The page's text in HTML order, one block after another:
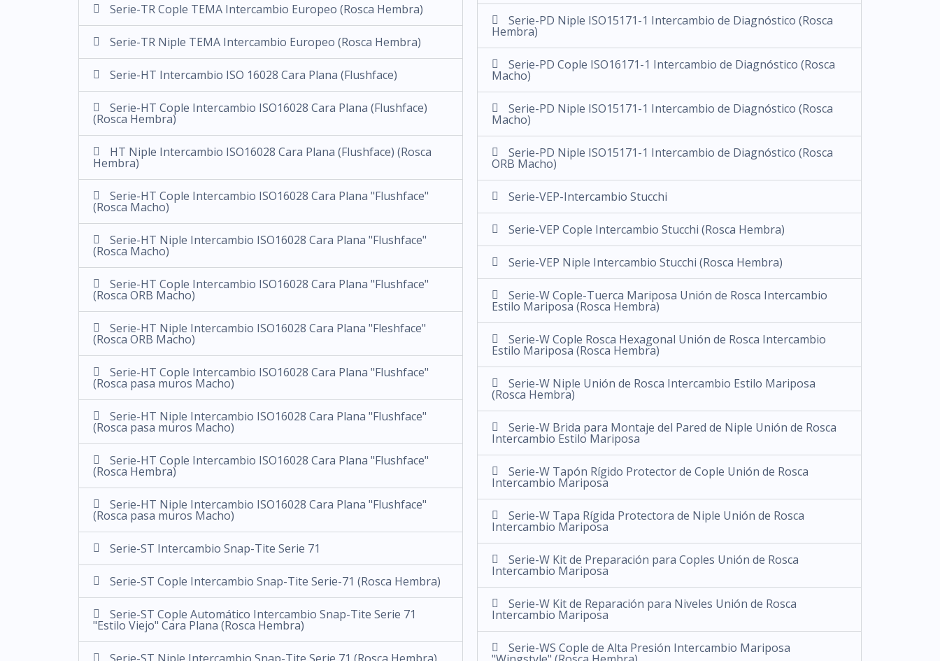
Serie-TR Cople TEMA Intercambio Europeo (Rosca Hembra)
Serie-TR Niple TEMA Intercambio Europeo (Rosca Hembra)
Serie-HT Intercambio ISO 16028 Cara Plana (Flushface)
Serie-HT Cople Intercambio ISO16028 Cara Plana (Flushface)
(Rosca Hembra)
HT Niple Intercambio ISO16028 Cara Plana (Flushface) (Rosca
Hembra)
Serie-HT Cople Intercambio ISO16028 Cara Plana "Flushface"
(Rosca Macho)
Serie-HT Niple Intercambio ISO16028 Cara Plana "Flushface"
(Rosca Macho)
Serie-HT Cople Intercambio ISO16028 Cara Plana "Flushface"
(Rosca ORB Macho)
Serie-HT Niple Intercambio ISO16028 Cara Plana "Fleshface"
(Rosca ORB Macho)
Serie-HT Cople Intercambio ISO16028 Cara Plana "Flushface"
(Rosca pasa muros Macho)
Serie-HT Niple Intercambio ISO16028 Cara Plana "Flushface"
(Rosca pasa muros Macho)
Serie-HT Cople Intercambio ISO16028 Cara Plana "Flushface"
(Rosca Hembra)
Serie-HT Niple Intercambio ISO16028 Cara Plana "Flushface"
(Rosca pasa muros Macho)
Serie-ST Intercambio Snap-Tite Serie 71
Serie-ST Cople Intercambio Snap-Tite Serie-71 (Rosca Hembra)
Serie-ST Cople Automático Intercambio Snap-Tite Serie 71
"Estilo Viejo" Cara Plana (Rosca Hembra)
Serie-PD Niple ISO15171-1 Intercambio de Diagnóstico (Rosca
Hembra)
Serie-PD Cople ISO16171-1 Intercambio de Diagnóstico (Rosca
Macho)
Serie-PD Niple ISO15171-1 Intercambio de Diagnóstico (Rosca
Macho)
Serie-PD Niple ISO15171-1 Intercambio de Diagnóstico (Rosca
ORB Macho)
Serie-VEP-Intercambio Stucchi
Serie-VEP Cople Intercambio Stucchi (Rosca Hembra)
Serie-VEP Niple Intercambio Stucchi (Rosca Hembra)
Serie-W Cople-Tuerca Mariposa Unión de Rosca Intercambio
Estilo Mariposa (Rosca Hembra)
Serie-W Cople Rosca Hexagonal Unión de Rosca Intercambio
Estilo Mariposa (Rosca Hembra)
Serie-W Niple Unión de Rosca Intercambio Estilo Mariposa
(Rosca Hembra)
Serie-W Brida para Montaje del Pared de Niple Unión de Rosca
Intercambio Estilo Mariposa
Serie-W Tapón Rígido Protector de Cople Unión de Rosca
Intercambio Mariposa
Serie-W Tapa Rígida Protectora de Niple Unión de Rosca
Intercambio Mariposa
Serie-W Kit de Preparación para Coples Unión de Rosca
Intercambio Mariposa
Serie-W Kit de Reparación para Niveles Unión de Rosca
Intercambio Mariposa
Serie-WS Cople de Alta Presión Intercambio Mariposa